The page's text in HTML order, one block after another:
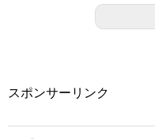
スポンサーリンク